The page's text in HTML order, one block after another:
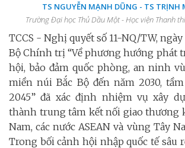
TS NGUYỄN MẠNH DŨNG - TS TRỊNH
Trường Đại học Thủ Dầu Một - Học viện Thanh
TCCS - Nghị quyết số 11-NQ/TW,
Bộ Chính trị “Về phương hướng phát
hội, bảo đảm quốc phòng, an ninh
miền núi Bắc Bộ đến năm 2030,
2045” đã xác định nhiệm vụ xây
thành trung tâm kết nối giao thương
Nam, các nước ASEAN và vùng Tây
Trong bối cảnh hội nhập quốc tế sâu